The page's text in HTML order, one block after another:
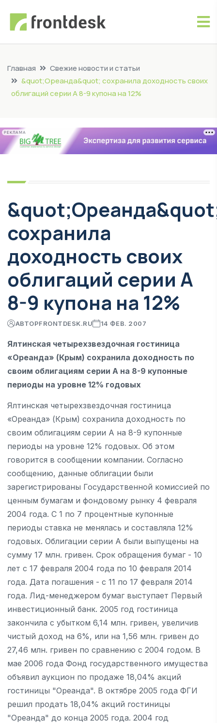
Главная
Свежие новости и статьи
&quot;Ореанда&quot; сохранила доходность своих
облигаций серии А 8-9 купона на 12%
РЕКЛАМА
сохранила
доходность своих
облигаций серии А
8-9 купона на 12%
АВТОРFRONTDESK.RU 14 ФЕВ. 2007
Ялтинская четырехзвездочная гостиница
«Ореанда» (Крым) сохранила доходность по
своим облигациям серии А на 8-9 купонные
периоды на уровне 12% годовых
Ялтинская четырехзвездочная гостиница
«Ореанда» (Крым) сохранила доходность по
своим облигациям серии А на 8-9 купонные
периоды на уровне 12% годовых. Об этом
говорится в сообщении компании. Согласно
сообщению, данные облигации были
зарегистрированы Государственной комиссией по
ценным бумагам и фондовому рынку 4 февраля
2004 года. С 1 по 7 процентные купонные
периоды ставка не менялась и составляла 12%
годовых. Облигации серии А были выпущены на
сумму 17 млн. гривен. Срок обращения бумаг - 10
лет с 17 февраля 2004 года по 10 февраля 2014
года. Дата погашения - с 11 по 17 февраля 2014
года. Лид-менеджером бумаг выступает Первый
инвестиционный банк. 2005 год гостиница
закончила с убытком 6,14 млн. гривен, увеличив
чистый доход на 6%, или на 1,56 млн. гривен до
27,46 млн. гривен по сравнению с 2004 годом. В
мае 2006 года Фонд государственного имущества
объявил аукцион по продаже 18,04% акций
гостиницы "Ореанда". В октябре 2005 года ФГИ
решил продать 18,04% акций гостиницы
"Ореанда" до конца 2005 года. 2004 год